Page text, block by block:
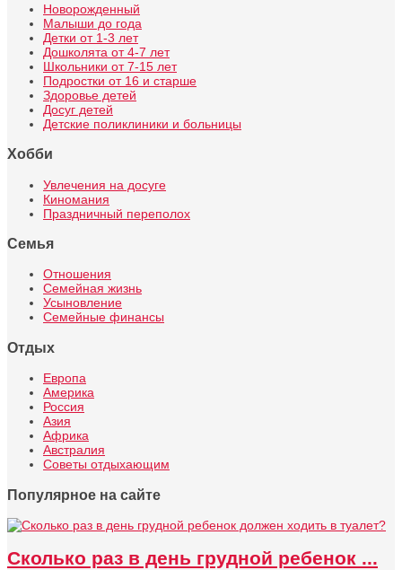
Новорожденный
Малыши до года
Детки от 1-3 лет
Дошколята от 4-7 лет
Школьники от 7-15 лет
Подростки от 16 и старше
Здоровье детей
Досуг детей
Детские поликлиники и больницы
Хобби
Увлечения на досуге
Киномания
Праздничный переполох
Семья
Отношения
Семейная жизнь
Усыновление
Семейные финансы
Отдых
Европа
Америка
Россия
Азия
Африка
Австралия
Советы отдыхающим
Популярное на сайте
Сколько раз в день грудной ребенок ...